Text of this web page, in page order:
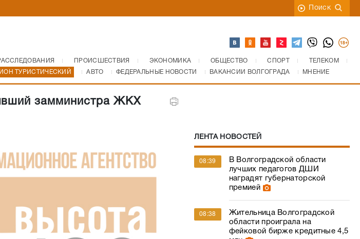
Поиск
ПРОИСШЕСТВИЯ ЭКОНОМИКА ОБЩЕСТВО СПОРТ
ТЕЛЕКОМ
ТУРИСТИЧЕСКИЙ АВТО ФЕДЕРАЛЬНЫЕ НОВОСТИ ВАКАНСИИ ВОЛГОГРАДА МНЕНИЕ
замминистра ЖКХ
ЛЕНТА НОВОСТЕЙ
08:39
В Волгоградской области
лучших педагогов ДШИ
наградят губернаторской
премией
08:38
Жительница Волгоградской
области проиграла на
фейковой бирже кредитные 4,5